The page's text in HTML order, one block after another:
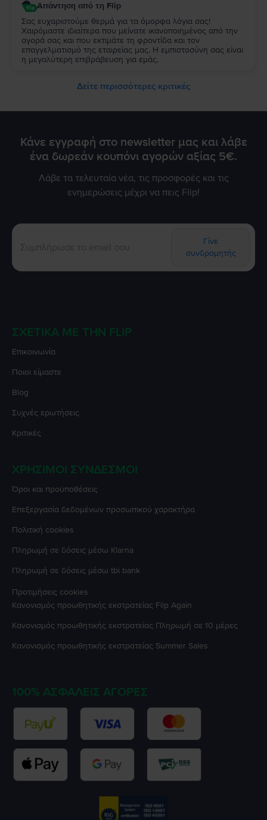
Απάντηση από τη Flip
Σας ευχαριστούμε θερμά για τα όμορφα λόγια σας!
Χαιρόμαστε ιδιαίτερα που μείνατε ικανοποιημένος από την
αγορά σας και που εκτιμάτε τη φροντίδα και τον
επαγγελματισμό της εταιρείας μας. Η εμπιστοσύνη σας είναι
η μεγαλύτερη επιβράβευση για εμάς.
Δείτε περισσότερες κριτικές
Κάνε εγγραφή στο newsletter μας και λάβε
ένα δωρεάν κουπόνι αγορών αξίας 5€.
Λάβε τα τελευταία νέα, τις προσφορές και τις
ενημερώσεις μέχρι να πεις Flip!
Γίνε
συνδρομητής
ΣΧΕΤΙΚΆ ΜΕ ΤΗΝ FLIP
Επικοινωνία
Ποιοι είμαστε
Blog
Συχνές ερωτήσεις
Κριτικές
ΧΡΉΣΙΜΟΙ ΣΎΝΔΕΣΜΟΙ
Όροι και προϋποθέσεις
Επεξεργασία δεδομένων προσωπικού χαρακτήρα
Πολιτική cookies
Πληρωμή σε δόσεις μέσω Klarna
Πληρωμή σε δόσεις μέσω tbi bank
Προτιμήσεις cookies
Κανονισμός προωθητικής εκστρατείας Flip Again
Κανονισμός προωθητικής εκστρατείας Πληρωμή σε 10 μέρες
Κανονισμός προωθητικής εκστρατείας Summer Sales
100% ΑΣΦΑΛΕΊΣ ΑΓΟΡΈΣ